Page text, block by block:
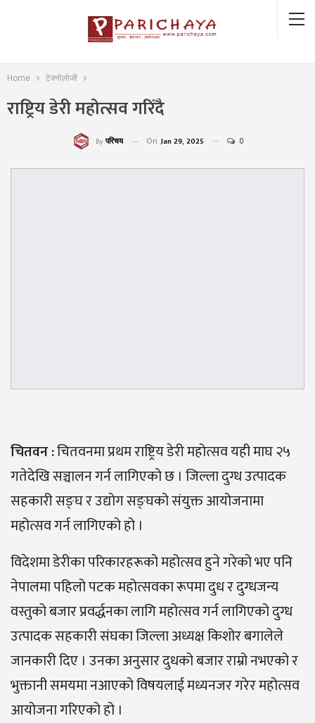
Home टेक्नोलोजी
राष्ट्रिय डेरी महोत्सव गरिँदै
By परिचय On Jan 29, 2025 0
चितवन:चितवनमा प्रथम राष्ट्रिय डेरी महोत्सव यही माघ २५
गतेदेखि सञ्चालन गर्न लागिएको छ । जिल्ला दुग्ध उत्पादक
सहकारी सङ्घ र उद्योग सङ्घको संयुक्त आयोजनामा
महोत्सव गर्न लागिएको हो ।
विदेशमा डेरीका परिकारहरूको महोत्सव हुने गरेको भए पनि
नेपालमा पहिलो पटक महोत्सवका रूपमा दुध र दुग्धजन्य
वस्तुको बजार प्रवर्द्धनका लागि महोत्सव गर्न लागिएको दुग्ध
उत्पादक सहकारी संघका जिल्ला अध्यक्ष किशोर बगालेले
जानकारी दिए । उनका अनुसार दुधको बजार राम्रो नभएको र
भुक्तानी समयमा नआएको विषयलाई मध्यनजर गरेर महोत्सव
आयोजना गरिएको हो ।